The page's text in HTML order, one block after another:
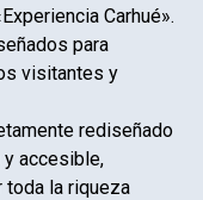
Carhué».
para
visitantes y
rediseñado
y accesible,
la riqueza